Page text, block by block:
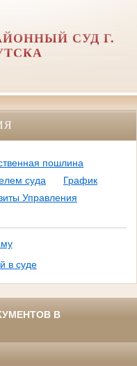
СУД Г.
пошлина
суда
График
Управления
в суде
В